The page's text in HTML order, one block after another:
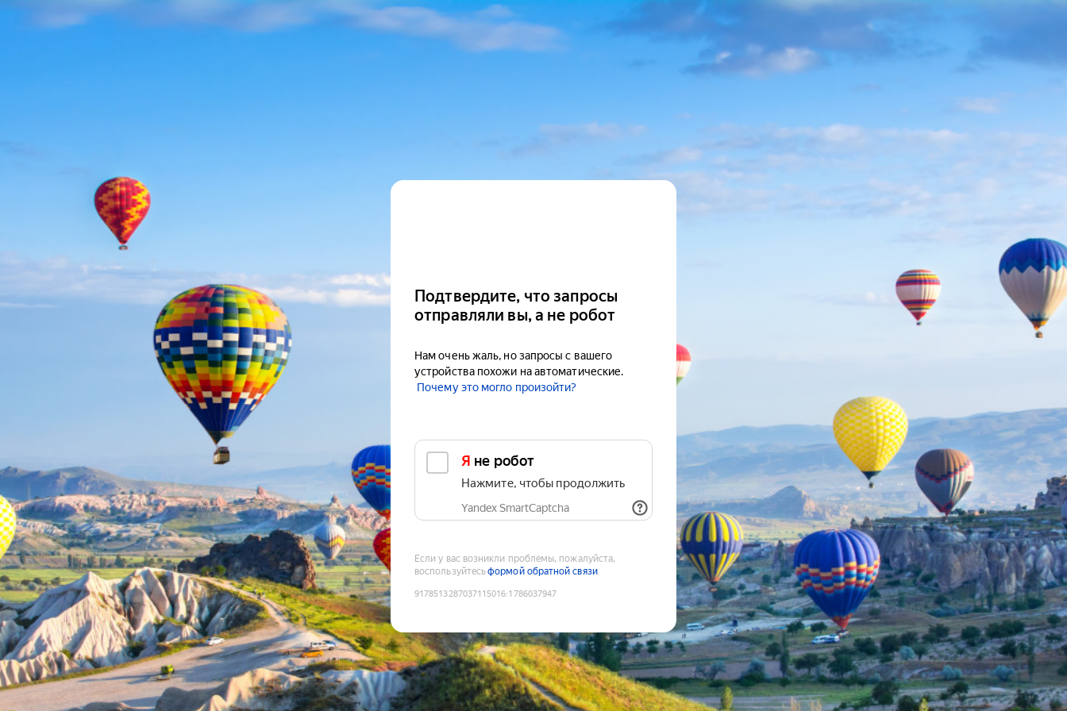
Подтвердите, что запросы
отправляли вы, а не робот
Нам очень жаль, но запросы с вашего
устройства похожи на автоматические.
Почему это могло произойти?
Я не робот
Нажмите, чтобы продолжить
Yandex SmartCaptcha
Если у вас возникли проблемы, пожалуйста,
воспользуйтесьформой обратной связи
9178513287037115016:1786037947